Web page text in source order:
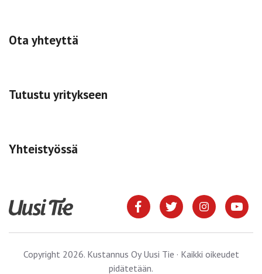
Ota yhteyttä
Tutustu yritykseen
Yhteistyössä
Copyright 2026. Kustannus Oy Uusi Tie · Kaikki oikeudet
pidätetään.